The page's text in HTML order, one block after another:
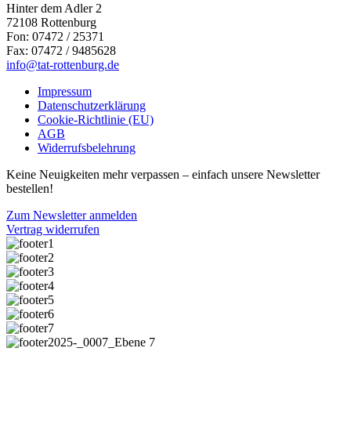
Hinter dem Adler 2
72108 Rottenburg
Fon: 07472 / 25371
Fax: 07472 / 9485628
info@tat-rottenburg.de
Impressum
Datenschutzerklärung
Cookie-Richtlinie (EU)
AGB
Widerrufsbelehrung
Keine Neuigkeiten mehr verpassen – einfach unsere Newsletter
bestellen!
Zum Newsletter anmelden
Vertrag widerrufen